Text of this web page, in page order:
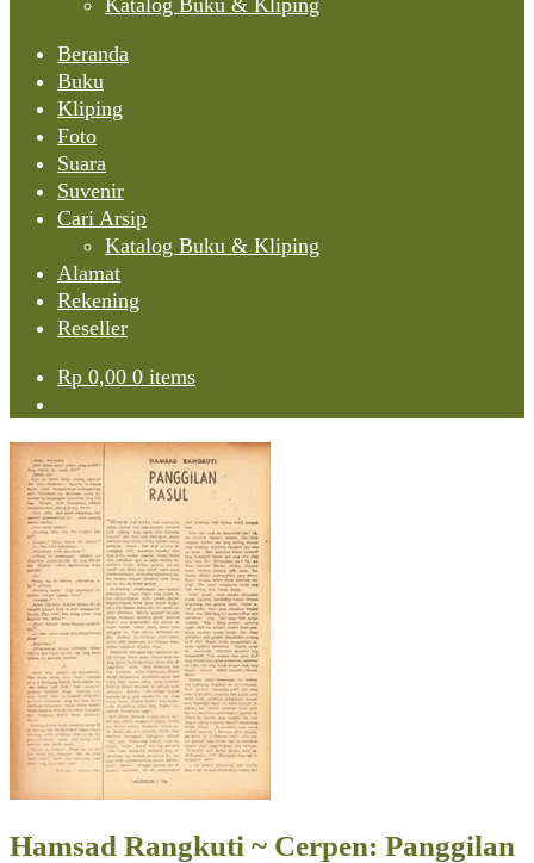
Katalog Buku & Kliping
Beranda
Buku
Kliping
Foto
Suara
Suvenir
Cari Arsip
Katalog Buku & Kliping
Alamat
Rekening
Reseller
Rp 0,00 0 items
Hamsad Rangkuti ~ Cerpen: Panggilan